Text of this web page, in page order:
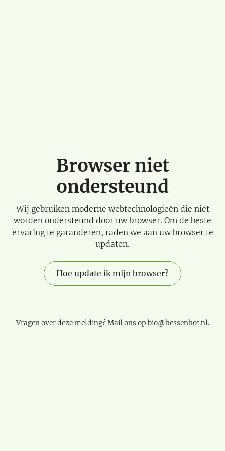
Browser niet
ondersteund
Wij gebruiken moderne webtechnologieën die niet
worden ondersteund door uw browser. Om de beste
ervaring te garanderen, raden we aan uw browser te
updaten.
Hoe update ik mijn browser?
Vragen over deze melding? Mail ons op bio@hessenhof.nl.